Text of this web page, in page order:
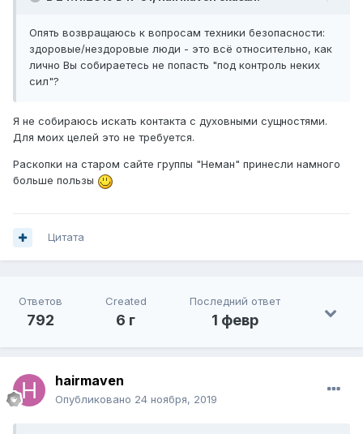
Опять возвращаюсь к вопросам техники безопасности:
здоровые/нездоровые люди - это всё относительно, как
лично Вы собираетесь не попасть "под контроль неких
сил"?
Я не собираюсь искать контакта с духовными сущностями.
Для моих целей это не требуется.
Раскопки на старом сайте группы "Неман" принесли намного
больше пользы
Цитата
Ответов
792
Created
6 г
Последний ответ
1 февр
hairmaven
Опубликовано 24 ноября, 2019